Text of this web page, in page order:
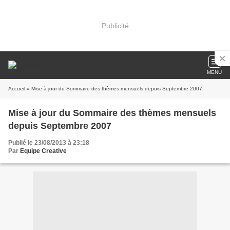
Publicité
MENU
Accueil » Mise à jour du Sommaire des thèmes mensuels depuis Septembre 2007
Mise à jour du Sommaire des thèmes mensuels
depuis Septembre 2007
Publié le 23/08/2013 à 23:18
Par Equipe Creative